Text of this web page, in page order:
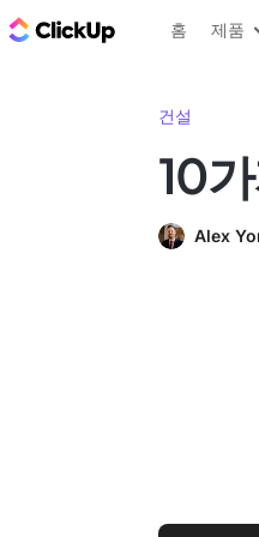
ClickUp 블로그
홈 제품
건설
10
Alex